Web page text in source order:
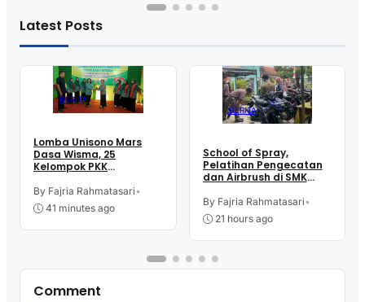
Latest Posts
BERITA
Lomba Unisono Mars
Dasa Wisma, 25
Kelompok PKK
Purworejo Adu
Kekompakan
By Fajria Rahmatasari•
41 minutes ago
BERITA
School of Spray,
Pelatihan Pengecatan
dan Airbrush di SMK
Kutoarjo
By Fajria Rahmatasari•
21 hours ago
Comment